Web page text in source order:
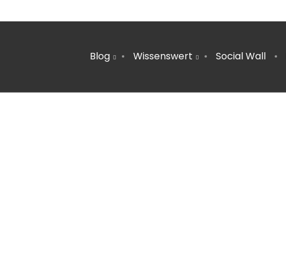
Blog Wissenswert Social Wall